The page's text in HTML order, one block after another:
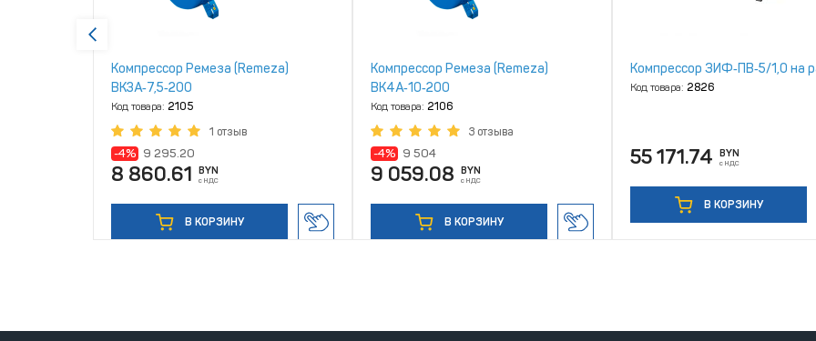
Компрессор Ремеза (Remeza)
ВК3А‑7,5‑200
Код товара: 2105
1 отзыв
-4% 9 295.20
8 860.61 BYN
с НДС
В КОРЗИНУ
Компрессор Ремеза (Remeza)
ВК4А‑10‑200
Код товара: 2106
3 отзыва
-4% 9 504
9 059.08 BYN
с НДС
В КОРЗИНУ
Компрессор ЗИФ‑ПВ‑5/1,0 на
Код товара: 2826
55 171.74 BYN
с НДС
В КОРЗИНУ